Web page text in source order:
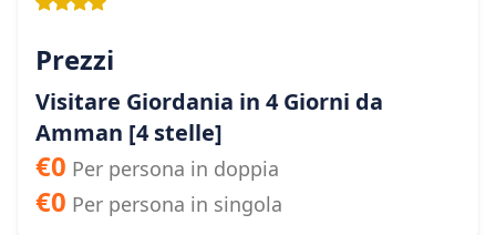
Prezzi
Visitare Giordania in 4 Giorni da
Amman [4 stelle]
€0 Per persona in doppia
€0 Per persona in singola